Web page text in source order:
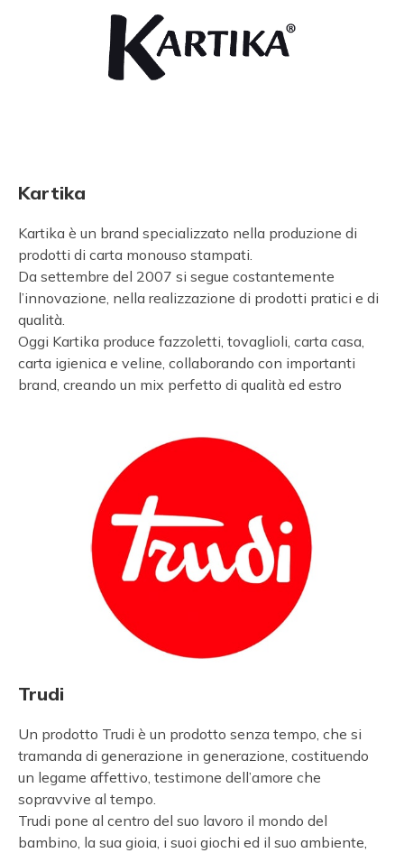
Kartika
Kartika è un brand specializzato nella produzione di
prodotti di carta monouso stampati.
Da settembre del 2007 si segue costantemente
l’innovazione, nella realizzazione di prodotti pratici e di
qualità.
Oggi Kartika produce fazzoletti, tovaglioli, carta casa,
carta igienica e veline, collaborando con importanti
brand, creando un mix perfetto di qualità ed estro
Trudi
Un prodotto Trudi è un prodotto senza tempo, che si
tramanda di generazione in generazione, costituendo
un legame affettivo, testimone dell’amore che
sopravvive al tempo.
Trudi pone al centro del suo lavoro il mondo del
bambino, la sua gioia, i suoi giochi ed il suo ambiente,